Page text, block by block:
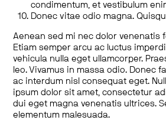
condimentum, et vestibulum
Donec vitae odio magna.
Aenean sed mi nec dolor venenatis
Etiam semper arcu ac luctus
vehicula nulla eget ullamcorper.
leo. Vivamus in massa odio. Donec
ac interdum nisl consequat eget.
ipsum dolor sit amet, consectetur
dui eget magna venenatis ultrices.
elementum malesuada.